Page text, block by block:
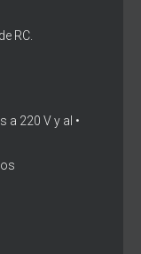
RC.
a 220 V y al •